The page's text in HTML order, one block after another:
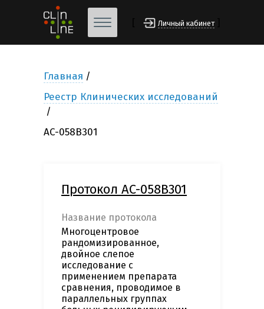
Личный кабинет
Главная
Реестр Клинических исследований
AC-058B301
Протокол AC-058B301
Название протокола
Многоцентровое
рандомизированное,
двойное слепое
исследование с
применением препарата
сравнения, проводимое в
параллельных группах